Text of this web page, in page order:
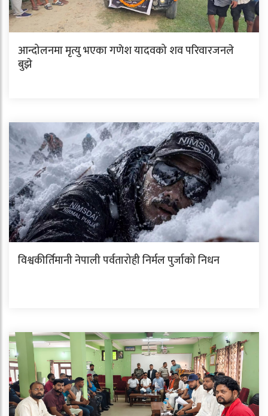
आन्दोलनमा मृत्यु भएका गणेश यादवको शव परिवारजनले
बुझे
विश्वकीर्तिमानी नेपाली पर्वतारोही निर्मल पुर्जाको निधन